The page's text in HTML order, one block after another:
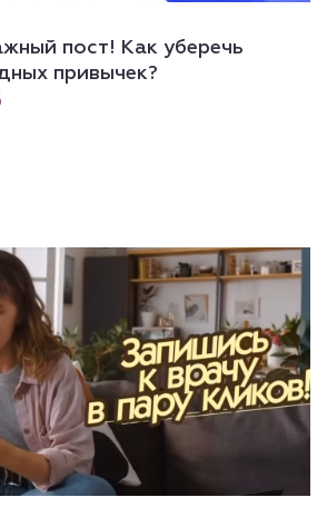
пост! Как уберечь
привычек?